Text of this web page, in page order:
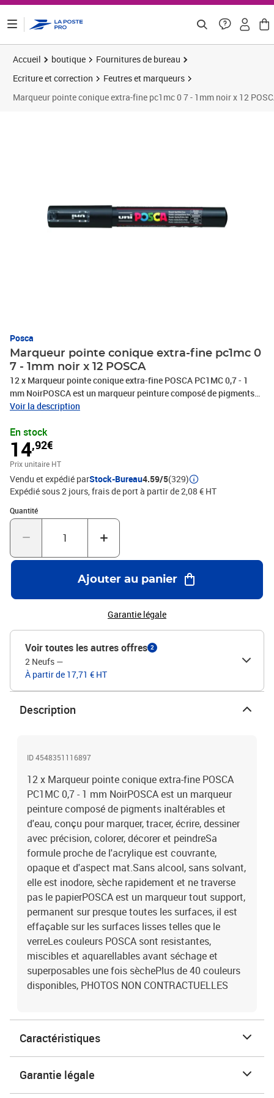
Accueil boutique
Fournitures de bureau
Ecriture et correction
Feutres et marqueurs
Marqueur pointe conique extra-fine pc1mc 0 7 - 1mm noir x 12
Posca
Marqueur pointe conique extra-fine pc1mc 0
7 - 1mm noir x 12 POSCA
12 x Marqueur pointe conique extra-fine POSCA PC1MC 0,7 - 1
mm NoirPOSCA est un marqueur peinture composé de pigments
inaltérables et d'eau, conçu pour marquer, tracer, écrire, dessiner
l'acrylique est couvrante, opaque et d'aspect mat.Sans alcool,
sans solvant, elle est inodore, sèche rapidement et ne traverse pas
le papierPOSCA est un marqueur tout support, permanent sur
presque toutes les surfaces, il est effaçable sur les surfaces lisses
telles que le verreLes couleurs POSCA sont resistantes, miscibles
et aquarellables avant séchage et superposables une fois
sèchePlus de 40 couleurs disponibles, PHOTOS NON
CONTRACTUELLES
Voir la description
En stock
14,92€
Prix unitaire HT
Vendu et expédié parStock-Bureau4.59/5(329)
Expédié sous 2 jours, frais de port à partir de 2,08 € HT
Quantité
Quantité : 1
Ajouter au panier
Garantie légale
Voir toutes les autres offres 2
2 Neufs —
À partir de 17,71 € HT
Description
ID 4548351116897
12 x Marqueur pointe conique extra-fine POSCA
PC1MC 0,7 - 1 mm NoirPOSCA est un marqueur
peinture composé de pigments inaltérables et
d'eau, conçu pour marquer, tracer, écrire, dessiner
avec précision, colorer, décorer et peindreSa
formule proche de l'acrylique est couvrante,
opaque et d'aspect mat.Sans alcool, sans solvant,
elle est inodore, sèche rapidement et ne traverse
pas le papierPOSCA est un marqueur tout support,
permanent sur presque toutes les surfaces, il est
effaçable sur les surfaces lisses telles que le
verreLes couleurs POSCA sont resistantes,
miscibles et aquarellables avant séchage et
superposables une fois sèchePlus de 40 couleurs
disponibles, PHOTOS NON CONTRACTUELLES
Caractéristiques
Garantie légale